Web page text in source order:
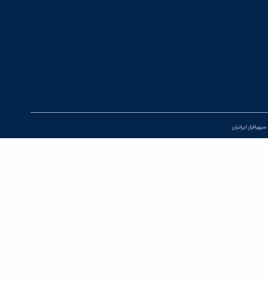
سپهرافزار ایرانیان